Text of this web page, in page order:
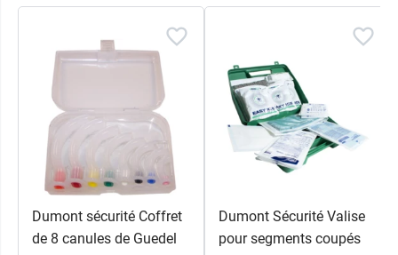
Dumont sécurité Coffret
de 8 canules de Guedel
Dumont Sécurité Valise
pour segments coupés